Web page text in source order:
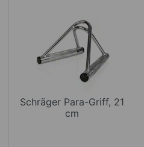
Schräger Para-Griff, 21
cm